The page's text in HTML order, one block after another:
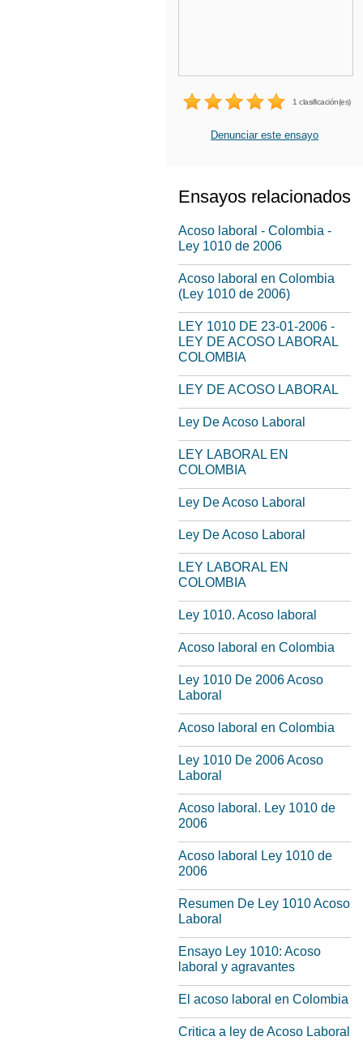
1 clasificación(es)
Denunciar este ensayo
Ensayos relacionados
Acoso laboral - Colombia -
Ley 1010 de 2006
Acoso laboral en Colombia
(Ley 1010 de 2006)
LEY 1010 DE 23-01-2006 -
LEY DE ACOSO LABORAL
COLOMBIA
LEY DE ACOSO LABORAL
Ley De Acoso Laboral
LEY LABORAL EN
COLOMBIA
Ley De Acoso Laboral
Ley De Acoso Laboral
LEY LABORAL EN
COLOMBIA
Ley 1010. Acoso laboral
Acoso laboral en Colombia
Ley 1010 De 2006 Acoso
Laboral
Acoso laboral en Colombia
Ley 1010 De 2006 Acoso
Laboral
Acoso laboral. Ley 1010 de
2006
Acoso laboral Ley 1010 de
2006
Resumen De Ley 1010 Acoso
Laboral
Ensayo Ley 1010: Acoso
laboral y agravantes
El acoso laboral en Colombia
Critica a ley de Acoso Laboral